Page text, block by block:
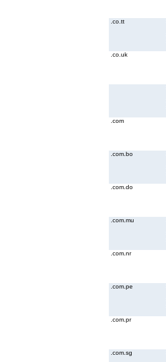
.co.tt
.co.uk
.com
.com.bo
.com.do
.com.mu
.com.nr
.com.pe
.com.pr
.com.sg